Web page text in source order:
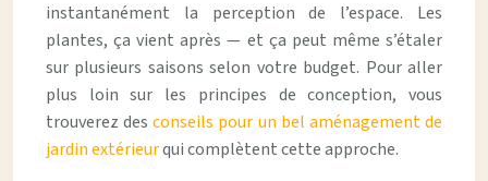
instantanément la perception de l’espace. Les
plantes, ça vient après — et ça peut même s’étaler
sur plusieurs saisons selon votre budget. Pour aller
plus loin sur les principes de conception, vous
trouverez desconseils pour un bel aménagement de
jardin extérieurqui complètent cette approche.